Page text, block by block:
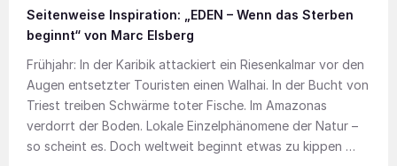
Seitenweise Inspiration: „EDEN – Wenn das Sterben
beginnt“ von Marc Elsberg
Frühjahr: In der Karibik attackiert ein Riesenkalmar vor den
Augen entsetzter Touristen einen Walhai. In der Bucht von
Triest treiben Schwärme toter Fische. Im Amazonas
verdorrt der Boden. Lokale Einzelphänomene der Natur –
so scheint es. Doch weltweit beginnt etwas zu kippen …